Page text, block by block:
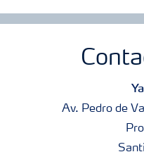
Av. Pedro de